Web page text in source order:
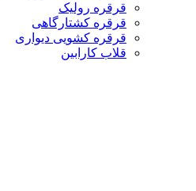
قرقره رولیک
قرقره کشتارگاهی
قرقره کشویی دیواری
قلاب کارابین